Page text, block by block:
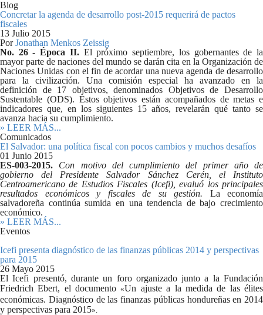
Blog
Concretar la agenda de desarrollo post-2015 requerirá de pactos
fiscales
13 Julio 2015
PorJonathan Menkos Zeissig
No. 26 - Época II.El próximo septiembre, los gobernantes de la
mayor parte de naciones del mundo se darán cita en la Organización de
Naciones Unidas con el fin de acordar una nueva agenda de desarrollo
para la civilización. Una comisión especial ha avanzado en la
definición de 17 objetivos, denominados Objetivos de Desarrollo
Sustentable (ODS). Estos objetivos están acompañados de metas e
indicadores que, en los siguientes 15 años, revelarán qué tanto se
avanza hacia su cumplimiento.
» LEER MÁS...
Comunicados
El Salvador: una política fiscal con pocos cambios y muchos desafíos
01 Junio 2015
ES-003-2015. Con motivo del cumplimiento del primer año de
gobierno del Presidente Salvador Sánchez Cerén, el Instituto
Centroamericano de Estudios Fiscales (Icefi), evaluó los principales
resultados económicos y fiscales de su gestión. La economía
salvadoreña continúa sumida en una tendencia de bajo crecimiento
económico.
» LEER MÁS...
Eventos
Icefi presenta diagnóstico de las finanzas públicas 2014 y perspectivas
para 2015
26 Mayo 2015
El Icefi presentó, durante un foro organizado junto a la Fundación
Friedrich Ebert, el documento«Un ajuste a la medida de las élites
económicas. Diagnóstico de las finanzas públicas hondureñas en 2014
y perspectivas para 2015».